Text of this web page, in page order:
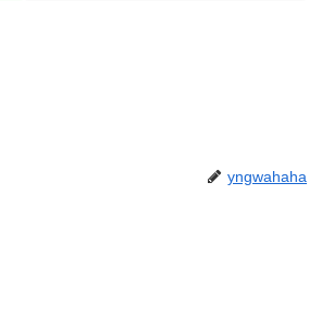
yngwahaha